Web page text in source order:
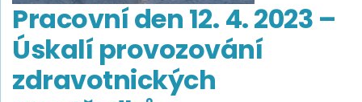
Pracovní den 12. 4. 2023 –
Úskalí provozování
zdravotnických